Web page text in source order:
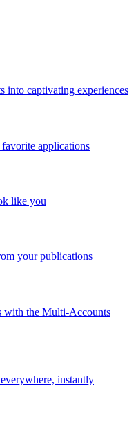
into captivating experiences
applications
like you
your publications
with the Multi-Accounts
instantly